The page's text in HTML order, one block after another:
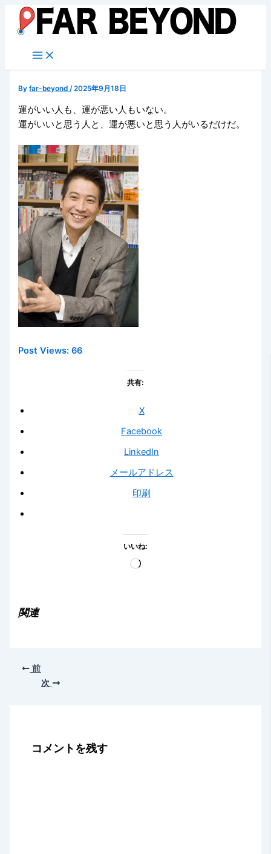
キ
Byfar-beyond/2025年9月18日
運がいい人も、運が悪い人もいない。
運がいいと思う人と、運が悪いと思う人がいるだけだ。
Post Views: 66
共有:
X
Facebook
LinkedIn
メールアドレス
印刷
いいね:
読
関連
前
次
コメントを残す